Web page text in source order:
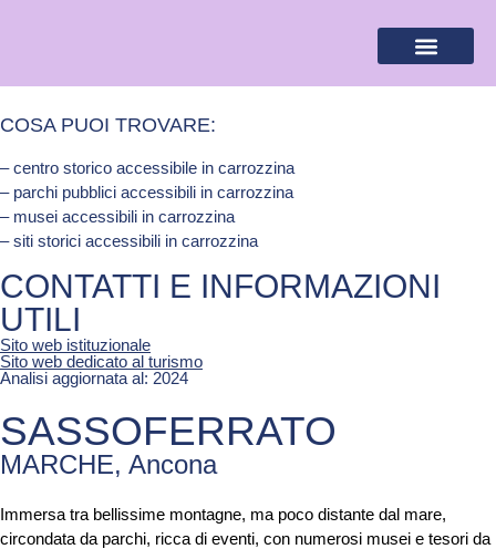
COSA PUOI TROVARE:
– centro storico accessibile in carrozzina
– parchi pubblici accessibili in carrozzina
– musei accessibili in carrozzina
– siti storici accessibili in carrozzina
CONTATTI E INFORMAZIONI
UTILI
Sito web istituzionale
Sito web dedicato al turismo
Analisi aggiornata al: 2024
SASSOFERRATO
MARCHE, Ancona
Immersa tra bellissime montagne, ma poco distante dal mare,
circondata da parchi, ricca di eventi, con numerosi musei e tesori da